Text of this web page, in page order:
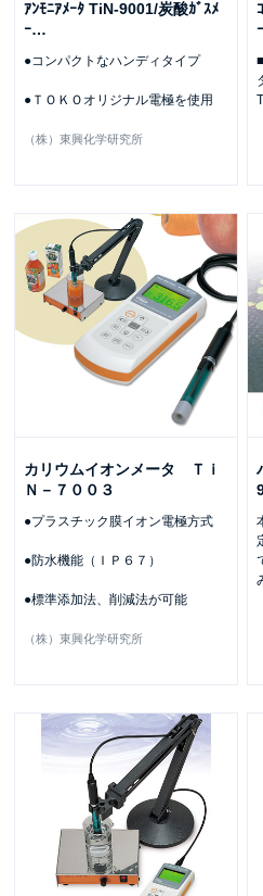
ｱﾝﾓﾆｱﾒｰﾀ TiN-9001/炭酸ｶﾞｽﾒ
ｰ…
●コンパクトなハンディタイプ
●ＴＯＫＯオリジナル電極を使用
（株）東興化学研究所
ｰ
カリウムイオンメータ Ｔｉ
Ｎ－７００３
●プラスチック膜イオン電極方式
●防水機能（ＩＰ６７）
●標準添加法、削減法が可能
（株）東興化学研究所